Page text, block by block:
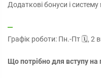
Додаткові бонуси і систему
Графік роботи: Пн.-Пт 🗓️, 2
Що потрібно для вступу на